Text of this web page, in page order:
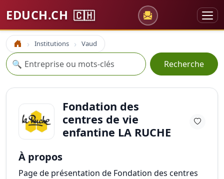
EDUCH.CH 🇨🇭
Accueil Institutions Vaud
Recherche
🔍 Recherche
Fondation des
centres de vie
enfantine LA RUCHE
À propos
Page de présentation de Fondation des centres